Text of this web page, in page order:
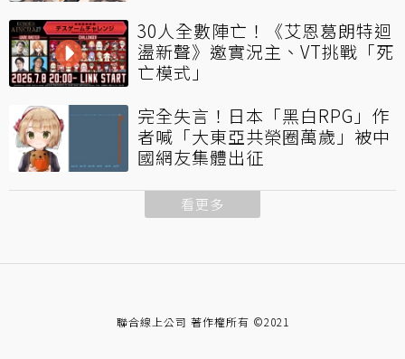
30人全數陣亡！《艾恩葛朗特迴
盪新聲》邀實況主、VT挑戰「死
亡模式」
完全失言！日本「黑白RPG」作
者喊「大東亞共榮圈萬歲」被中
國網友集體出征
看更多
聯合線上公司 著作權所有 ©2021